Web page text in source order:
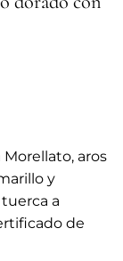
aros
y
a
de